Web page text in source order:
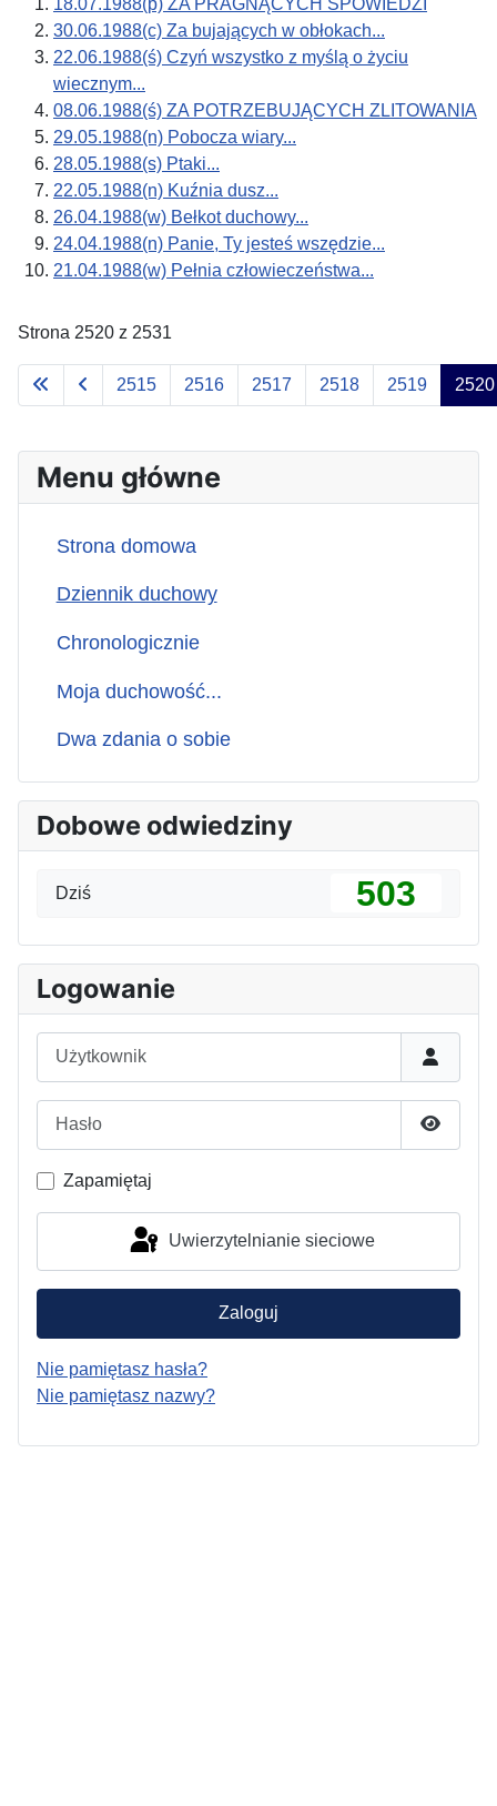
18.07.1988(p) ZA PRAGNĄCYCH SPOWIEDZI
30.06.1988(c) Za bujających w obłokach...
22.06.1988(ś) Czyń wszystko z myślą o życiu
wiecznym...
08.06.1988(ś) ZA POTRZEBUJĄCYCH ZLITOWANIA
29.05.1988(n) Pobocza wiary...
28.05.1988(s) Ptaki...
22.05.1988(n) Kuźnia dusz...
26.04.1988(w) Bełkot duchowy...
24.04.1988(n) Panie, Ty jesteś wszędzie...
21.04.1988(w) Pełnia człowieczeństwa...
Strona 2520 z 2531
2515 2516 2517 2518 2519 2520
Menu główne
Strona domowa
Dziennik duchowy
Chronologicznie
Moja duchowość...
Dwa zdania o sobie
Dobowe odwiedziny
Dziś 503
Logowanie
Pokaż
Zapamiętaj
Uwierzytelnianie sieciowe
Zaloguj
Nie pamiętasz hasła?
Nie pamiętasz nazwy?